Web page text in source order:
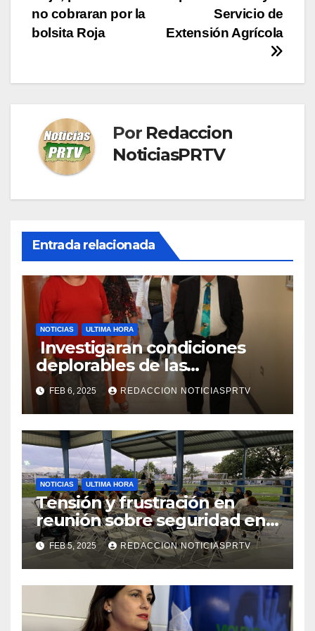
Servicio de
Extensión Agrícola
no cobraran por la
bolsita Roja
Por Redaccion
NoticiasPRTV
Entrada relacionada
NOTICIAS ULTIMA HORA
Investigaran condiciones
deplorables de las
facilidades el Departamento
de la Salud en Mayagüez
FEB 6, 2025 REDACCION NOTICIASPRTV
NOTICIAS ULTIMA HORA
Tensión y frustración en
reunión sobre seguridad en
Reparto Metropolitano
FEB 5, 2025 REDACCION NOTICIASPRTV